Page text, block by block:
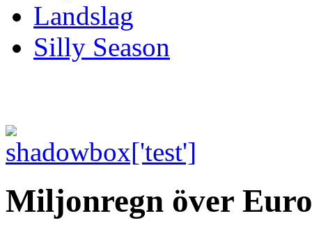
Landslag
Silly Season
Miljonregn över